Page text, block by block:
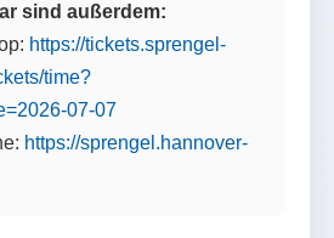
sind außerdem:
https://tickets.sprengel-
time?
07-07
https://sprengel.hannover-